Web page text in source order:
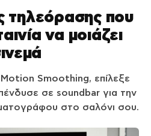
τηλεόρασης που
να μοιάζει
Smoothing, επίλεξε
σε soundbar για την
στο σαλόνι σου.